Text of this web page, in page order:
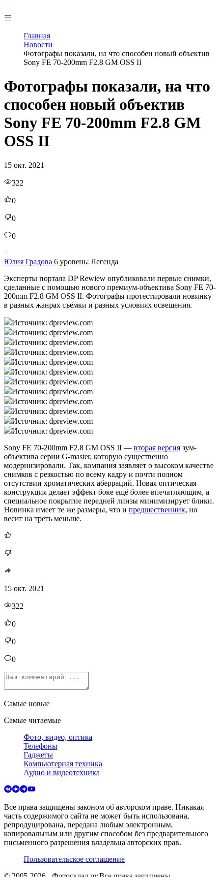
Главная
Новости
Фотографы показали, на что способен новый объектив
Sony FE 70-200mm F2.8 GM OSS II
Фотографы показали, на что
способен новый объектив
Sony FE 70-200mm F2.8 GM
OSS II
15 окт. 2021
322
0
0
0
Юлия Градова 6 уровень: Легенда
Эксперты портала DP Rewiew опубликовали первые снимки,
сделанные с помощью нового премиум-объектива Sony FE 70-
200mm F2.8 GM OSS II. Фотографы протестировали новинку
в разных жанрах съёмки и разных условиях освещения.
Источник: dpreview.com
Источник: dpreview.com
Источник: dpreview.com
Источник: dpreview.com
Источник: dpreview.com
Источник: dpreview.com
Источник: dpreview.com
Источник: dpreview.com
Источник: dpreview.com
Источник: dpreview.com
Источник: dpreview.com
Источник: dpreview.com
Sony FE 70-200mm F2.8 GM OSS II — вторая версия зум-
объектива серии G-master, которую существенно
модернизировали. Так, компания заявляет о высоком качестве
снимков с резкостью по всему кадру и почти полном
отсутствии хроматических аберраций. Новая оптическая
конструкция делает эффект боке ещё более впечатляющим, а
специальное покрытие передней линзы минимизирует блики.
Новинка имеет те же размеры, что и предшественник, но
весит на треть меньше.
15 окт. 2021
322
0
0
0
Самые новые
Самые читаемые
Фото, видео, оптика
Телефоны
Гаджеты
Компьютерная техника
Аудио и видеотехника
Все права защищены законом об авторском праве. Никакая
часть содержимого сайта не может быть использована,
репродуцирована, передана любым электронным,
копировальным или другим способом без предварительного
письменного разрешения владельца авторских прав.
Пользовательское соглашение
© 2005- 2026 - Фотосклад.ру.Все права защищены.